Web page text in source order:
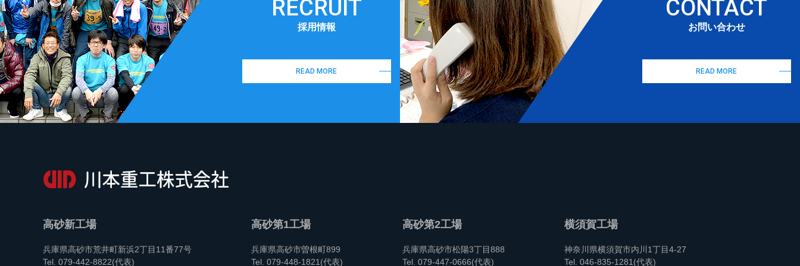
RECRUIT
採用情報
READ MORE
CONTACT
お問い合わせ
READ MORE
高砂新工場
兵庫県高砂市荒井町新浜2丁目11番77号
Tel. 079-442-8822(代表)
高砂第1工場
兵庫県高砂市曽根町899
Tel. 079-448-1821(代表)
高砂第2工場
兵庫県高砂市松陽3丁目888
Tel. 079-447-0666(代表)
横須賀工場
神奈川県横須賀市内川1丁目4-27
Tel. 046-835-1281(代表)